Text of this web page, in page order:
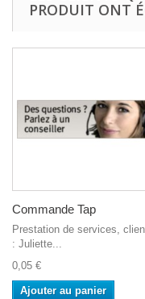
PRODUIT ONT
Commande Tap
Prestation de services,
: Juliette...
0,05 €
Ajouter au panier